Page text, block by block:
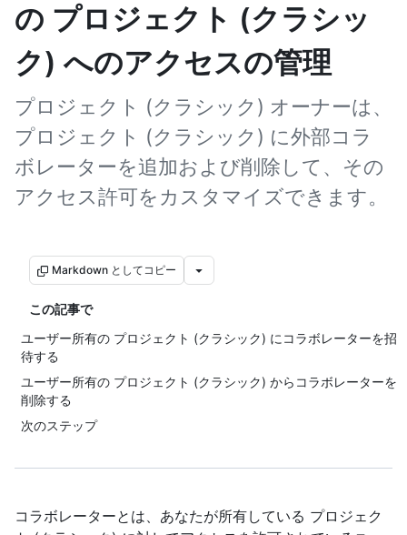
の プロジェクト (クラシッ
ク) へのアクセスの管理
プロジェクト (クラシック) オーナーは、
プロジェクト (クラシック) に外部コラ
ボレーターを追加および削除して、その
アクセス許可をカスタマイズできます。
Markdown としてコピー
この記事で
ユーザー所有の プロジェクト (クラシック) にコラボレーターを招
待する
ユーザー所有の プロジェクト (クラシック) からコラボレーターを
削除する
次のステップ
コラボレーターとは、あなたが所有している プロジェク